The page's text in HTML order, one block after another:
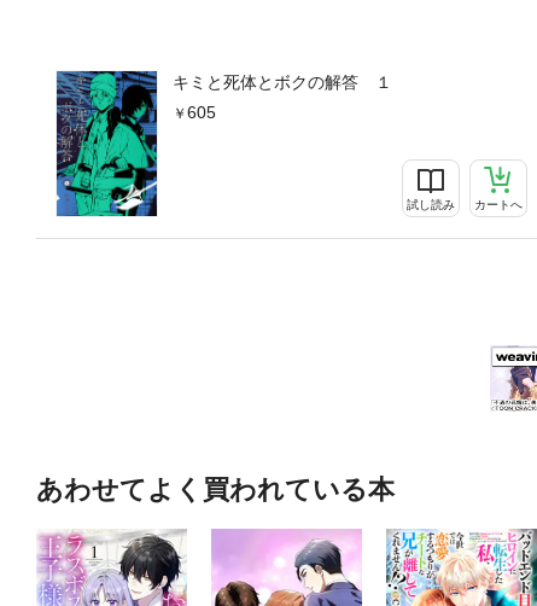
キミと死体とボクの解答 １
605
試し読み カートへ
あわせてよく買われている本